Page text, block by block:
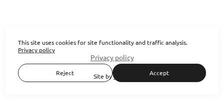
Privacy policy
Site bywfolio
This site uses cookies for site functionality and traffic analysis.
Privacy policy
Reject Accept